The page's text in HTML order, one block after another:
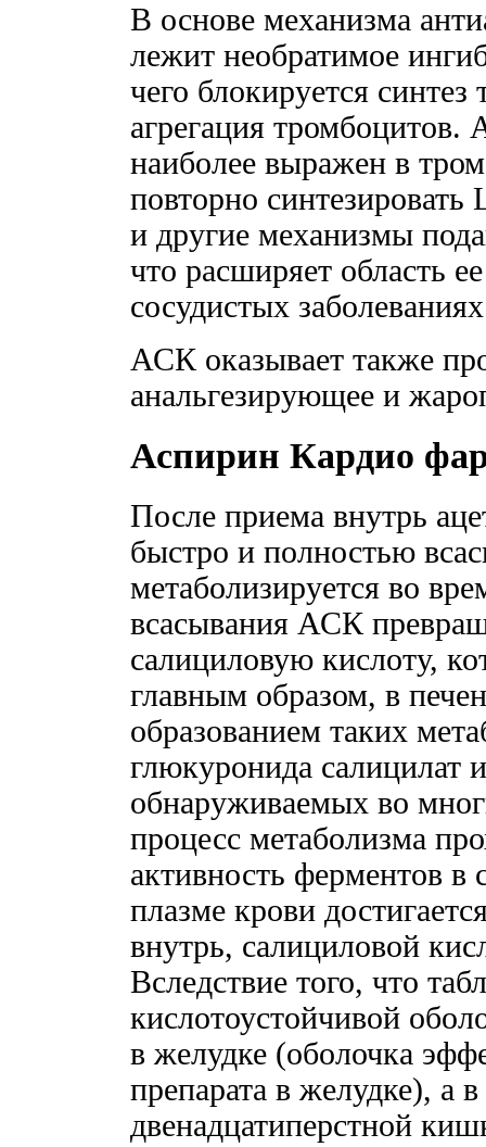
В основе механизма
лежит необратимое
чего блокируется
агрегация тромбоцитов.
наиболее выражен в
повторно
и другие механизмы
что расширяет область
сосудистых
АСК оказывает также
анальгезирующее и
Аспирин Кардио
После приема внутрь
быстро и полностью
метаболизируется во
всасывания АСК
салициловую кислоту,
главным образом, в
образованием таких
глюкуронида салицилат
обнаруживаемых во
процесс метаболизма
активность ферментов
плазме крови
внутрь, салициловой
Вследствие того, что
кислотоустойчивой
в желудке (оболочка
препарата в желудке), а
двенадцатиперстной